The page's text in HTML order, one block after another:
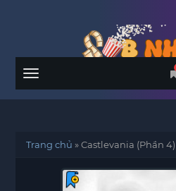
Menu
Trang chủ »Castlevania (Phần 4)